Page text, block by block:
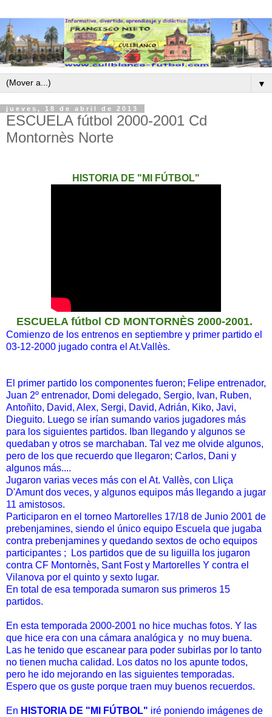
▼
jueves, 18 de abril de 2013
ESCUELA fútbol 2000-2001 Cd
Montornès Norte
HISTORIA DE "MI FÚTBOL"
ESCUELA fútbol CD MONTORNÈS 2000-2001.
Comienzo de los entrenos en septiembre y primer partido el
03-12-2000 jugado contra el At.Vallès.
El primer partido los componentes fueron; Felipe entrenador,
Juan 2º entrenador, Domi delegado, Sergio, Ivan, Ruben,
Antoñito, David, Alex, Sergi, David, Adrián, Kiko, Javi,
Dieguito. Luego se irían sumando varios jugadores más
para los siguientes partidos. Iban llegando y algunos se
quedaban y otros se marchaban. Tal vez me olvide algunos,
pero de los que recuerdo que llegaron; Carlos, Dani y
algunos más....
Jugaron varias veces más con el At. Vallès, con Lliça
D'Amunt dos veces, y algunos equipos más llegando a jugar
11 amistosos.
Participaron en el torneo Martorelles 17/18 de Junio 2001 de
prebenjamines, siendo el único equipo Escuela que jugaba
contra prebenjamines y quedando sextos de ocho equipos
participantes ; Los partidos que de su liguilla los jugaron
contra CF Montornès, Sant Fost y Martorelles Y contra el
Vilanova por el quinto y sexto lugar.
En total de esa temporada sumaron sus primeros 15
partidos.
En esta temporada 2000-2001 no hice muchas fotos. Y las
que hice era con una cámara analógica y no muy buena.
Las he tenido que escanear para poder subirlas por lo tanto
no tienen mucha calidad. Los datos no los apunte todos,
pero he ido mejorando en las siguientes temporadas.
Espero que os guste porque traen muy buenos recuerdos.
En HISTORIA DE "MI FÚTBOL" iré poniendo imágenes de